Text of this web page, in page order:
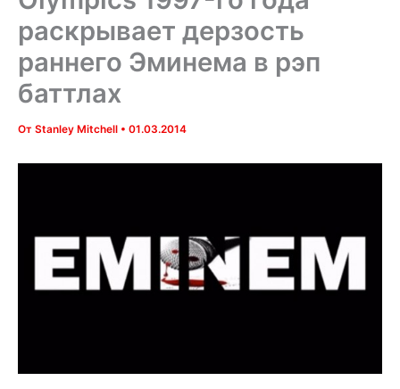
раскрывает дерзость
раннего Эминема в рэп
баттлах
От Stanley Mitchell • 01.03.2014